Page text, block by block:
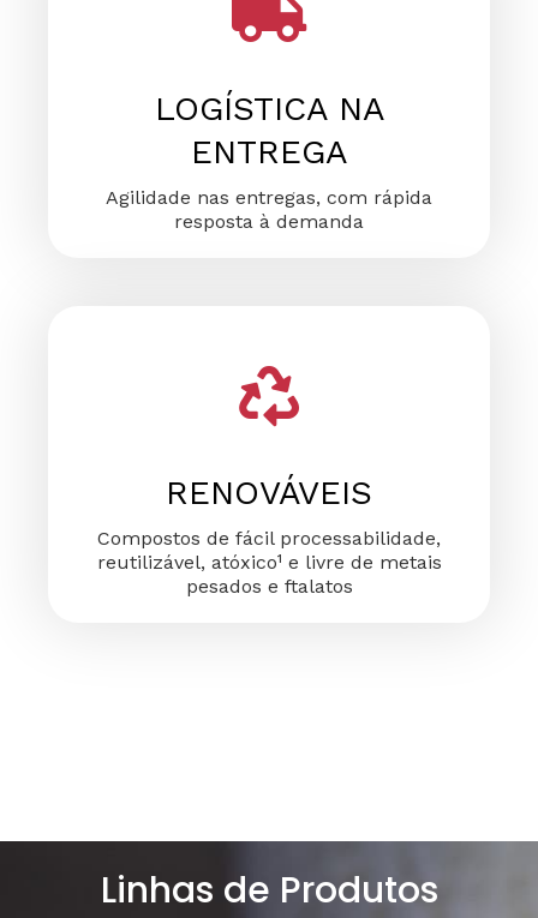
LOGÍSTICA NA
ENTREGA
Agilidade nas entregas, com rápida
resposta à demanda
RENOVÁVEIS
Compostos de fácil processabilidade,
reutilizável, atóxico¹ e livre de metais
pesados e ftalatos
Linhas de Produtos